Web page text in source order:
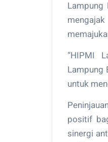
Lampung
“HIPMI
Lampung
untuk
positif
sinergi